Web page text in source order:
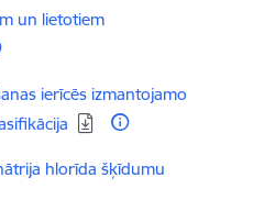
un lietotiem
ierīcēs izmantojamo
hlorīda šķīdumu